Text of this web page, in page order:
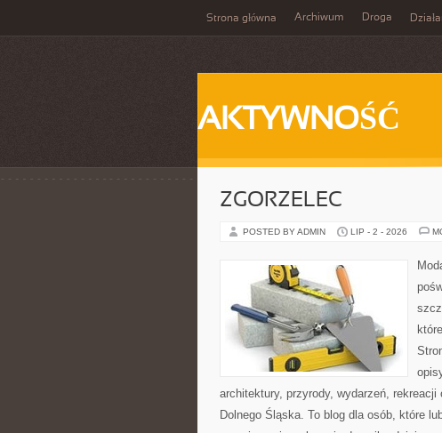
Strona główna Archiwum Droga
AKTYWNOŚĆ
ZGORZELEC
POSTED BY ADMIN LIP - 2 - 2026
architektury, przyrody, wydarzeń,
Dolnego Śląska. To blog dla osób, które